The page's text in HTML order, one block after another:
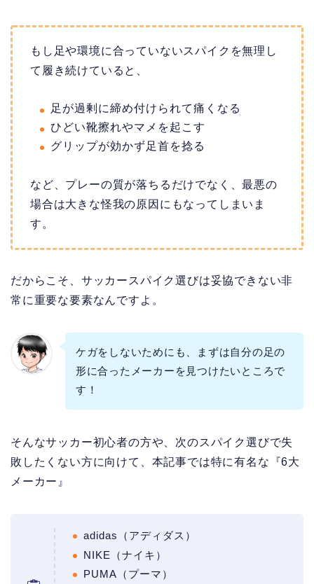
もし足や環境に合っていないスパイクを無理し
て履き続けていると、
足が過剰に締め付けられて痛くなる
ひどい靴擦れやマメを起こす
グリップが効かず足首を捻る
など、プレーの質が落ちるだけでなく、最悪の
場合は大きな怪我の原因にもなってしまいま
す。
だからこそ、サッカースパイク選びは妥協できない非
常に重要な要素なんですよ。
ケガをしないためにも、まずは自分の足の
形に合ったメーカーを見つけたいところで
す！
そんなサッカー初心者の方や、次のスパイク選びで失
敗したくない方に向けて、本記事では特に有名な『6大
メーカー』
adidas（アディダス）
NIKE（ナイキ）
PUMA（プーマ）